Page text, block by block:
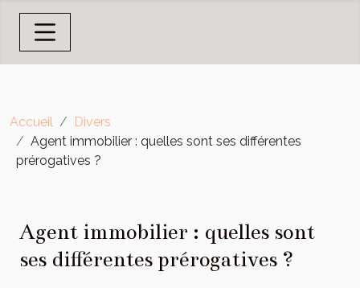
Accueil
Divers
Agent immobilier : quelles sont ses différentes
prérogatives ?
Agent immobilier : quelles sont
ses différentes prérogatives ?